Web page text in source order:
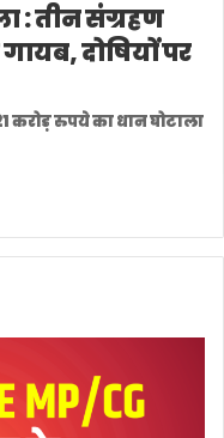
: तीन संग्रहण
दोषियों पर
करोड़ रुपये का धान घोटाला